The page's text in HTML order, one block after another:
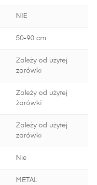
NIE
50-90 cm
Zależy od użytej
żarówki
Zależy od użytej
żarówki
Zależy od użytej
żarówki
Nie
METAL